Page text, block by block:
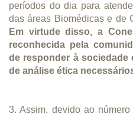
períodos do dia para
das áreas Biomédicas e de
Em virtude disso, a
reconhecida pela
de responder à sociedade
de análise ética
3. Assim, devido ao